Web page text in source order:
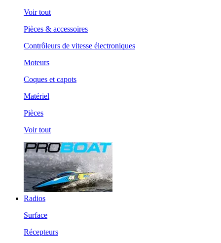
Voir tout
Pièces & accessoires
Contrôleurs de vitesse électroniques
Moteurs
Coques et capots
Matériel
Pièces
Voir tout
Radios
Surface
Récepteurs